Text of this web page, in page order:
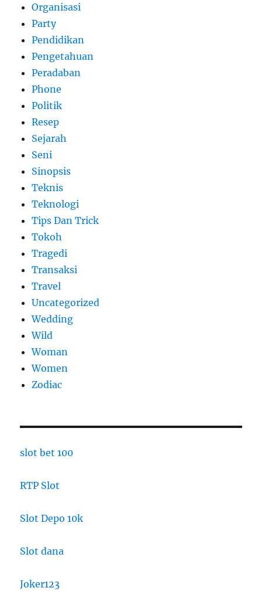
Organisasi
Party
Pendidikan
Pengetahuan
Peradaban
Phone
Politik
Resep
Sejarah
Seni
Sinopsis
Teknis
Teknologi
Tips Dan Trick
Tokoh
Tragedi
Transaksi
Travel
Uncategorized
Wedding
Wild
Woman
Women
Zodiac
slot bet 100
RTP Slot
Slot Depo 10k
Slot dana
Joker123